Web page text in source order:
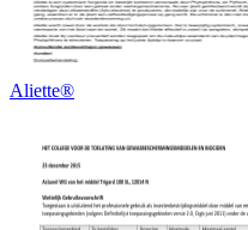
Aliette®